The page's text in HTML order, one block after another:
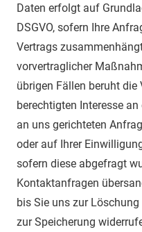
Daten erfolgt auf
DSGVO, sofern Ihre
Vertrags
vorvertraglicher
übrigen Fällen beruht
berechtigten Interesse
an uns gerichteten
oder auf Ihrer
sofern diese abgefragt
Kontaktanfragen
bis Sie uns zur
zur Speicherung